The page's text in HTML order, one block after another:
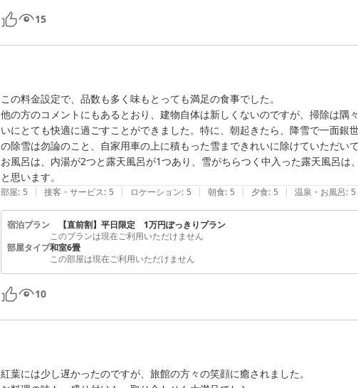
15
この料金設定で、品数も多く味もとっても満足の食事でした。
他の方のコメントにもあるとおり、建物自体は新しくないのですが、掃除は隅
いにとても快適に過ごすことができました。特に、朝起きたら、降雪で一面銀
の除雪は勿論のこと、自家用車の上に積もった雪まできれいに除けていただいて
お風呂は、内湯が2つと露天風呂が1つあり、雪がちらつく中入った露天風呂
部屋: 5 | 接客・サービス: 5 | ロケーション: 5 | 朝食: 5 | 夕食: 5 | 温泉・お風呂: 5
宿泊プラン 【直前割】平日限定 1万円ぽっきりプラン
このプランは現在ご利用いただけません
部屋タイプ和室6畳
この部屋は現在ご利用いただけません
10
紅葉には少し遅かったのですが、旅館の方々の笑顔に癒されました。